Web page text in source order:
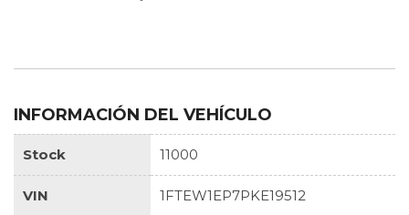
INFORMACIÓN DEL VEHÍCULO
Stock 11000
VIN 1FTEW1EP7PKE19512